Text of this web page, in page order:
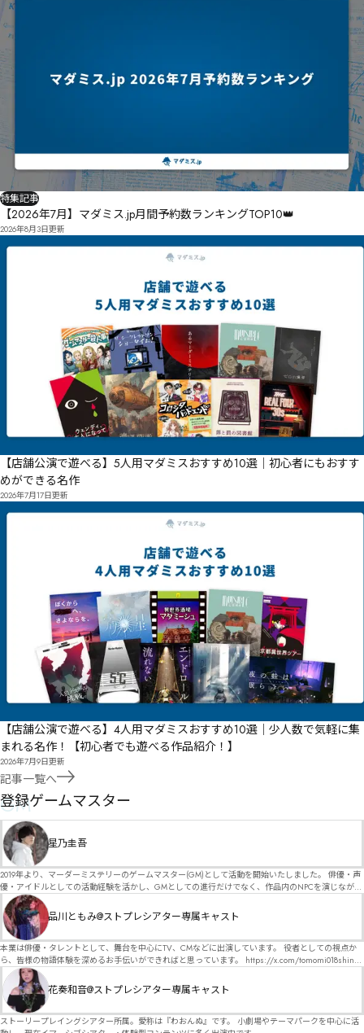
哢傉哤㋌㋇㊳㋮㊮㋧㋇㋖㋰㊭㋦㊸楪懷㋪㋔柢癵㋗㊾㋌㉴㊸㌂㊺㌄凔艾㋏㌎㋧㋻㋥城㋄嚉㌑㋞㋣㌘㋦
㌕㌱㌃㌽㌡㌆㍀㌜僃拔踨㌣㌍㌩謓㌫馮妱滗㌬㌄㌦㌪㌫㋇嶓㌌㌰㌹㌵㌐㋎㌵㌨㋒
ㆼㆽㆧ㆘ㆡū譄吚ㆵ㇉ㆩ㇖㇝㆕ㇹ㈙ㆵㆨ㆜ź
㈺㈶㇅㈬㈷㈃ㆦ嫘ㆩㆽㆯ㇈打ㆥㇴ傀ㆬ㇮ㇲ㇑ㆬ㇑ㆮㆱ㇮㇖ㆹ㇆㇅㇘ㆸ㈆ㆺ㈈㇓ㆽ㇘㈁㇧㇣㇦㇠㇤㇃
㇟㇩㇕㈐㇯ㆆ㇐㈴㉔ㇷ㉅㈯㈰㉎ㇹ詞厗㈚㈞ㇹ倩揍㈁遂㈪搮㇬ㇺ㈊㈈ㇻ㈫㈇㈣㉝㉇㉈㉦㈸嬤ㇵ㈉㈁㈆
㈭㈓ㇹ㉂㈆㈈㉄叭㈋㈔宵㉉譃㈟㈼㉄㈀㈜㈂㈧㈄㈇㈫㈉㈯㉇朗㉖㉔㈳㈎騣㈐㈸㈷㈕㈧㈷㉔卄拳㈼㈣㈱Ȁ
㊿㊻㉆嗨貜㈵㉅㉫㉏㉉Ȍ抚㇪㉎㈾㉇㉧㉨㊦㊐㊑㊯㈺㉹㉟㋉㋠㋑㋱㊰ㇹ
㉷㈻㉘㊈㉤搎僎㉗㉧㉑㊏㊏㉯㊏㉋㉌㉰㉣㉜㉵∳
㊓㊯㌨㌤㊥㋈㋙㊵湟敊㊫㊺㊵㊠㊹敐㊳㊷㊖㊤㋄ŴŵŶ
孵傇㋆㊯㋀㊻㋩楘㊥㋁撮罽㋐㋕冼㋪豏㋶㋕㊰㋛ƍŰƏʙ㋅㋿㋣㍇㌯㌛㋄账㌍㋢㍑㍜㌨㋎㌓㋯㋕㋫㋯抢㋊
㌙鰻㋤㌕㋘㋯㋘㋟㋺㋺㋴㋱㋻˙˙戢㌂苶㋦㌘㋲㋻㋮㌇ƠơƢˋ
溼斧㌈㌗㎏㎋㌕㌚㌔瀶嗅傽蔠揑㍅敥㋽㌕㌵㌶㌙㌋㌤㍵㍼㎁㎔㎭㎽㎭㌏瀅㍑㌬蒱哎㌸桺槓㋍願㌝㋑㌾
㍹㍿㎌㎜㎾㍁攒㍢
揹掠㌨鋔帮㋡
粣㍒㎌㎒㎟㎯㏑㍐㍃㍭㍿㍚㋰僼挍蹡㍜儉础㎇㍗㍾㍛㍡㍚㍌貓㍊貉㍖㍟㎔㍢㍭〉
㍛㎈凥㎄椱㎆㍣㎭㎴㎌㎥㎒㍱焝㍽㎋㎈㍬㎙讃㎿报拗㎓㎗㌳蕬㎟册㎙㎝婨呼㎨凵㎤㎇趯㎖㎧㎎㎨㍅
苓垹㎞㎌㏋㎸㏝㎫㑉㎝㎤㏣㎰㏋㎹ɕ
㎾㎽㏚泖㎱㎟劯鵰㏅㎶㎿ɢɣ
特集記事
【2026年7月】マダミス.jp月間予約数ランキングTOP10👑
2026年8月3日更新
【店舗公演で遊べる】5人用マダミスおすすめ10選｜初心者にもおすす
めができる名作
2026年7月17日更新
【店舗公演で遊べる】4人用マダミスおすすめ10選｜少人数で気軽に集
まれる名作！【初心者でも遊べる作品紹介！】
2026年7月9日更新
記事一覧へ
GM
登録ゲームマスター
星乃圭吾
2019年より、マーダーミステリーのゲームマスター(GM)として活動を開始いたしました。 俳優・声
優・アイドルとしての活動経験を活かし、GMとしての進行だけでなく、作品内のNPCを演じなが
ら、お客様に物語の世界へ入り込んでいただくような演出・サービスを得意としています。 自分自
身でも作品制作を行っているので、作家さんが作品に込めた想いや意図を大切にしながら、その作
品の魅力をお客様に届けられるような公演を心がけています。 参加してくださる皆様がどんなエン
ディングを迎えるのか、どんな物語が生まれるのかを想像しながら、公演を進めていく時間が本当
に大好きです！ 対応可能作品は、オフライン（対面）作品のみとなります。 得意分野をひとつ挙げ
るなら恋愛もの（恋愛要素を含むシナリオ）ですが、ファンタジー、デスゲーム、青春ものなど、
ジャンルを問わず幅広く対応可能です！お任せください！ 《所属団体・店舗》 ★ Lanbelysma -ラン
ビリズマ- (代表・制作・GM) ★ ストーリープレイングシアター (GM) ★ フィネガンズ ウェイク
(GM)
品川ともみ@ストプレシアター専属キャスト
本業は俳優・タレントとして、舞台を中心にTV、CMなどに出演しています。 役者としての視点か
ら、皆様の物語体験を深めるお手伝いができればと思っています。 https://x.com/tomomi018shin?
s=11 活動内容はSNSにて投稿しています。 SPT所属。 ストーリープレイングシアター「星詠みの
標」にてGMデビュー。 ボードゲーム×体感型演劇 イマーシブカフェ「コアクト」(不定期開催)出
演中。
花奏和音@ストプレシアター専属キャスト
ストーリープレイングシアター所属。愛称は『わおんぬ』です。 小劇場やテーマパークを中心に活